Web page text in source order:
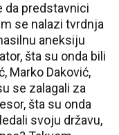
da predstavnici
se nalazi tvrdnja
aneksiju
šta su onda bili
Marko Daković,
se zalagali za
šta su onda
svoju državu,